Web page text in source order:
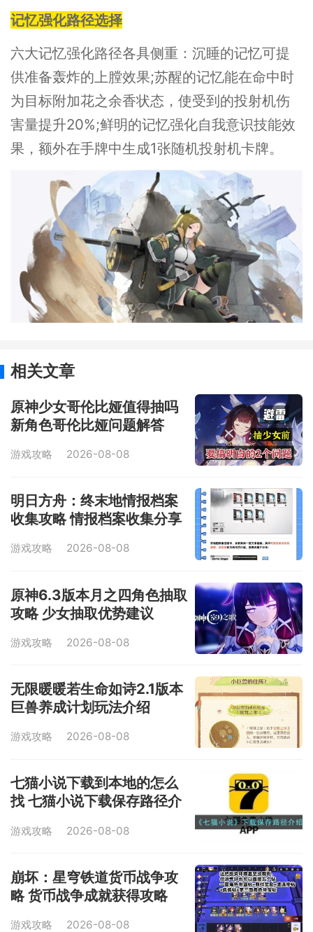
记忆强化路径选择
六大记忆强化路径各具侧重：沉睡的记忆可提
供准备轰炸的上膛效果;苏醒的记忆能在命中时
为目标附加花之余香状态，使受到的投射机伤
害量提升20%;鲜明的记忆强化自我意识技能效
果，额外在手牌中生成1张随机投射机卡牌。
相关文章
原神少女哥伦比娅值得抽吗
新角色哥伦比娅问题解答
游戏攻略 2026-08-08
明日方舟：终末地情报档案
收集攻略 情报档案收集分享
游戏攻略 2026-08-08
原神6.3版本月之四角色抽取
攻略 少女抽取优势建议
游戏攻略 2026-08-08
无限暖暖若生命如诗2.1版本
巨兽养成计划玩法介绍
游戏攻略 2026-08-08
七猫小说下载到本地的怎么
找 七猫小说下载保存路径介
游戏攻略 2026-08-08
崩坏：星穹铁道货币战争攻
略 货币战争成就获得攻略
游戏攻略 2026-08-08